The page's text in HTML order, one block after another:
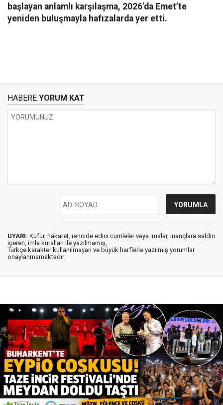
başlayan anlamlı karşılaşma, 2026’da Emet’te
yeniden buluşmayla hafızalarda yer etti.
HABERE YORUM KAT
UYARI: Küfür, hakaret, rencide edici cümleler veya imalar, inançlara saldırı
içeren, imla kuralları ile yazılmamış,
Türkçe karakter kullanılmayan ve büyük harflerle yazılmış yorumlar
onaylanmamaktadır.